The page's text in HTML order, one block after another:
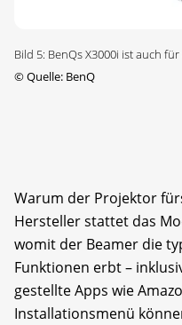
Bild 5: BenQs X3000i ist auch
©Quelle: BenQ
Warum der Projektor
Hersteller stattet das
womit der Beamer die
Funktionen erbt –
gestellte Apps wie
Installationsmenü